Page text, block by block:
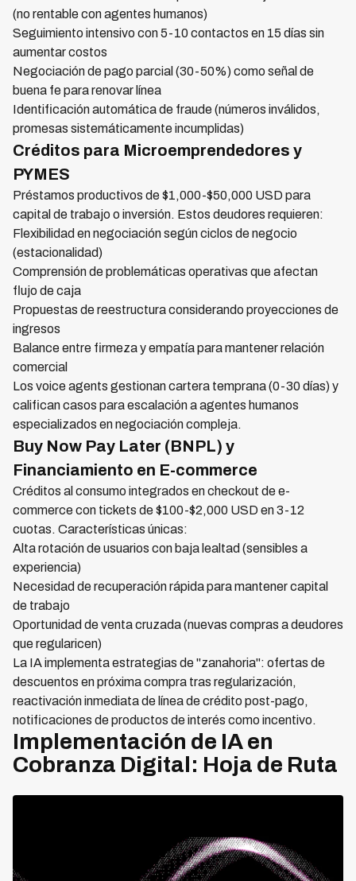
(no rentable con agentes humanos)
Seguimiento intensivo con 5-10 contactos en 15 días sin
aumentar costos
Negociación de pago parcial (30-50%) como señal de
buena fe para renovar línea
Identificación automática de fraude (números inválidos,
promesas sistemáticamente incumplidas)
Créditos para Microemprendedores y
PYMES
Préstamos productivos de $1,000-$50,000 USD para
capital de trabajo o inversión. Estos deudores requieren:
Flexibilidad en negociación según ciclos de negocio
(estacionalidad)
Comprensión de problemáticas operativas que afectan
flujo de caja
Propuestas de reestructura considerando proyecciones de
ingresos
Balance entre firmeza y empatía para mantener relación
comercial
Los voice agents gestionan cartera temprana (0-30 días) y
califican casos para escalación a agentes humanos
especializados en negociación compleja.
Buy Now Pay Later (BNPL) y
Financiamiento en E-commerce
Créditos al consumo integrados en checkout de e-
commerce con tickets de $100-$2,000 USD en 3-12
cuotas. Características únicas:
Alta rotación de usuarios con baja lealtad (sensibles a
experiencia)
Necesidad de recuperación rápida para mantener capital
de trabajo
Oportunidad de venta cruzada (nuevas compras a deudores
que regularicen)
La IA implementa estrategias de "zanahoria": ofertas de
descuentos en próxima compra tras regularización,
reactivación inmediata de línea de crédito post-pago,
notificaciones de productos de interés como incentivo.
Implementación de IA en
Cobranza Digital: Hoja de Ruta